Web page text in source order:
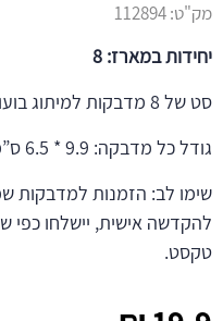
מק"ט:112894
יחידות במארז: 8
סט של 8 מדבקות למיתוג בועות סבון
גודל כל מדבקה: 9.9 * 6.5 ס”מ
שימו לב: הזמנות
להקדשה אישית, יישלחו
טקסט.